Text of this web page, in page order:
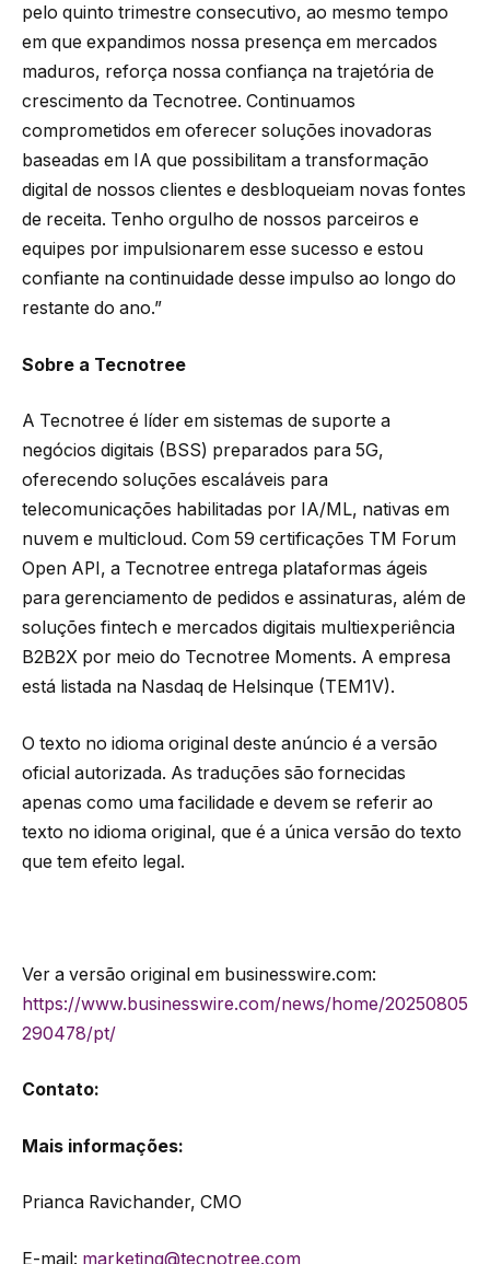
pelo quinto trimestre consecutivo, ao mesmo tempo
em que expandimos nossa presença em mercados
maduros, reforça nossa confiança na trajetória de
crescimento da Tecnotree. Continuamos
comprometidos em oferecer soluções inovadoras
baseadas em IA que possibilitam a transformação
digital de nossos clientes e desbloqueiam novas fontes
de receita. Tenho orgulho de nossos parceiros e
equipes por impulsionarem esse sucesso e estou
confiante na continuidade desse impulso ao longo do
restante do ano.”
Sobre a Tecnotree
A Tecnotree é líder em sistemas de suporte a
negócios digitais (BSS) preparados para 5G,
oferecendo soluções escaláveis para
telecomunicações habilitadas por IA/ML, nativas em
nuvem e multicloud. Com 59 certificações TM Forum
Open API, a Tecnotree entrega plataformas ágeis
para gerenciamento de pedidos e assinaturas, além de
soluções fintech e mercados digitais multiexperiência
B2B2X por meio do Tecnotree Moments. A empresa
está listada na Nasdaq de Helsinque (TEM1V).
O texto no idioma original deste anúncio é a versão
oficial autorizada. As traduções são fornecidas
apenas como uma facilidade e devem se referir ao
texto no idioma original, que é a única versão do texto
que tem efeito legal.
Ver a versão original em businesswire.com:
https://www.businesswire.com/news/home/20250805
290478/pt/
Contato:
Mais informações:
Prianca Ravichander, CMO
E-mail: marketing@tecnotree.com